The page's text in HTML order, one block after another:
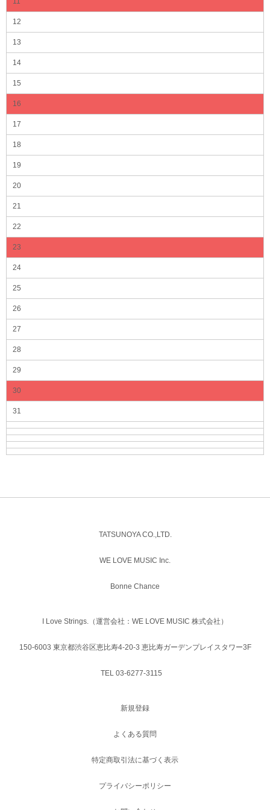
12
13
14
15
16
17
18
19
20
21
22
23
24
25
26
27
28
29
30
31
TATSUNOYA CO.,LTD.
WE LOVE MUSIC Inc.
Bonne Chance
I Love Strings.（運営会社：WE LOVE MUSIC 株式会社）
150-6003 東京都渋谷区恵比寿4-20-3 恵比寿ガーデンプレイスタワー3F
TEL 03-6277-3115
新規登録
よくある質問
特定商取引法に基づく表示
プライバシーポリシー